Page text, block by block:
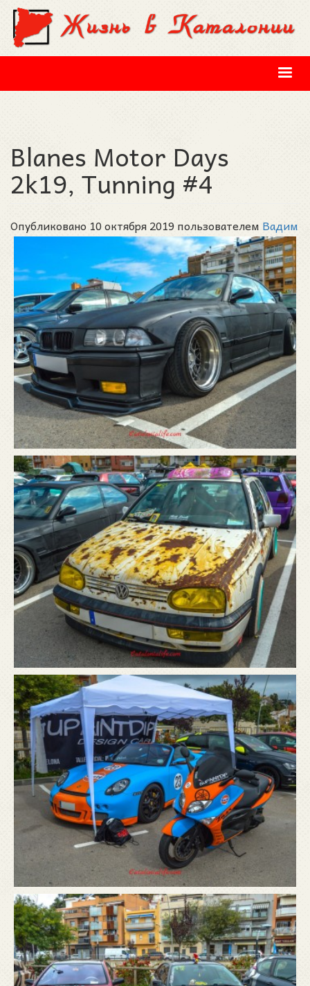
Перейти к основному содержанию
Blanes Motor Days
2k19, Tunning #4
Опубликовано 10 октября 2019 пользователем Вадим